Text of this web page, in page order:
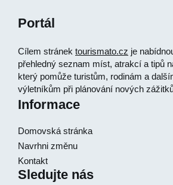
Portál
Cílem stránek tourismato.cz je
přehledný seznam míst, atrakcí a tipů
který pomůže turistům, rodinám a
výletníkům při plánování nových
Informace
Domovská stránka
Navrhni změnu
Kontakt
Sledujte nás